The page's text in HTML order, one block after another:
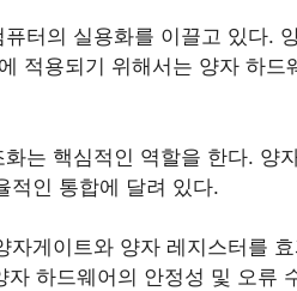
터의 실용화를 이끌고 있다.
적용되기 위해서는 양자 하
는 핵심적인 역할을 한다. 양
적인 통합에 달려 있다.
게이트와 양자 레지스터를
하드웨어의 안정성 및 오류